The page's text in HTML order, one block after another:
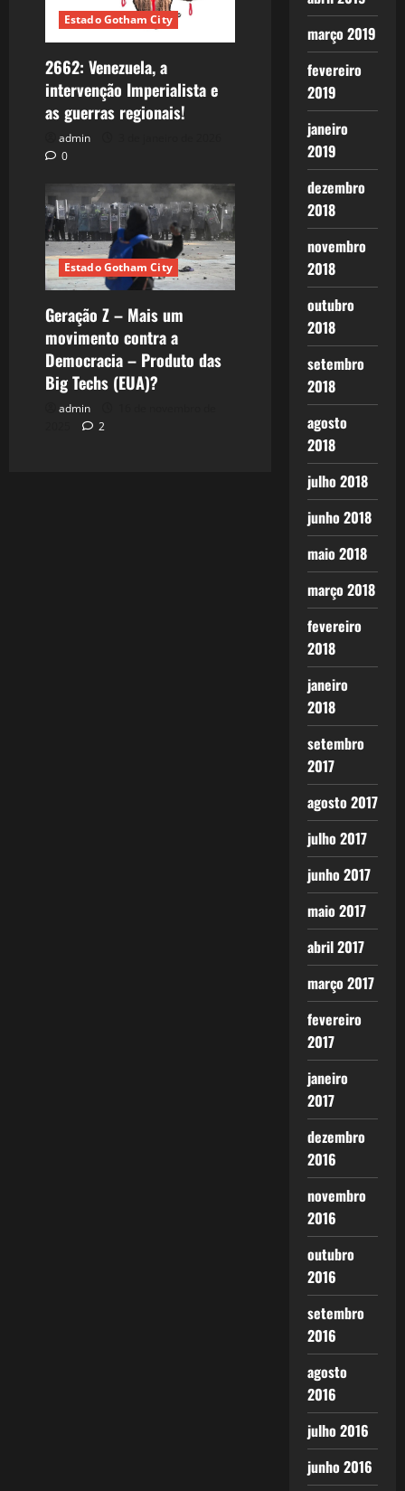
Estado Gotham City
2662: Venezuela, a
intervenção Imperialista e
as guerras regionais!
admin
0
Estado Gotham City
Geração Z – Mais um
movimento contra a
Democracia – Produto das
Big Techs (EUA)?
admin
2
março 2019
fevereiro
2019
janeiro
2019
dezembro
2018
novembro
2018
outubro
2018
setembro
2018
agosto
2018
julho 2018
junho 2018
maio 2018
março 2018
fevereiro
2018
janeiro
2018
setembro
2017
agosto 2017
julho 2017
junho 2017
maio 2017
abril 2017
março 2017
fevereiro
2017
janeiro
2017
dezembro
2016
novembro
2016
outubro
2016
setembro
2016
agosto
2016
julho 2016
junho 2016